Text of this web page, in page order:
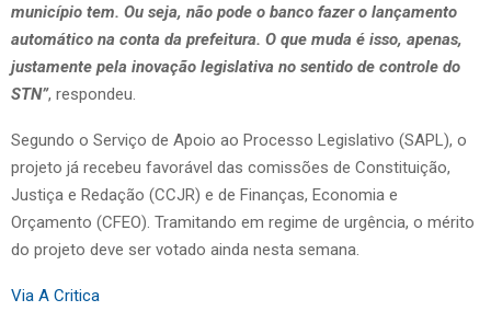
município tem. Ou seja, não pode o banco fazer o lançamento
automático na conta da prefeitura. O que muda é isso, apenas,
justamente pela inovação legislativa no sentido de controle do
STN”, respondeu.
Segundo o Serviço de Apoio ao Processo Legislativo (SAPL), o
projeto já recebeu favorável das comissões de Constituição,
Justiça e Redação (CCJR) e de Finanças, Economia e
Orçamento (CFEO). Tramitando em regime de urgência, o mérito
do projeto deve ser votado ainda nesta semana.
Via A Critica